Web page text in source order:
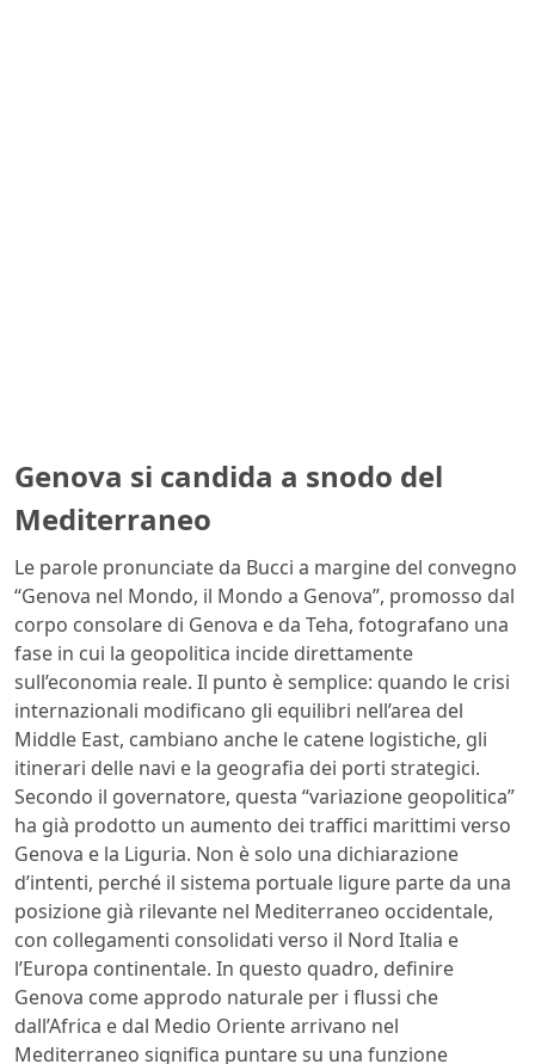
Genova si candida a snodo del
Mediterraneo
Le parole pronunciate da Bucci a margine del convegno
“Genova nel Mondo, il Mondo a Genova”, promosso dal
corpo consolare di Genova e da Teha, fotografano una
fase in cui la geopolitica incide direttamente
sull’economia reale. Il punto è semplice: quando le crisi
internazionali modificano gli equilibri nell’area del
Middle East, cambiano anche le catene logistiche, gli
itinerari delle navi e la geografia dei porti strategici.
Secondo il governatore, questa “variazione geopolitica”
ha già prodotto un aumento dei traffici marittimi verso
Genova e la Liguria. Non è solo una dichiarazione
d’intenti, perché il sistema portuale ligure parte da una
posizione già rilevante nel Mediterraneo occidentale,
con collegamenti consolidati verso il Nord Italia e
l’Europa continentale. In questo quadro, definire
Genova come approdo naturale per i flussi che
dall’Africa e dal Medio Oriente arrivano nel
Mediterraneo significa puntare su una funzione